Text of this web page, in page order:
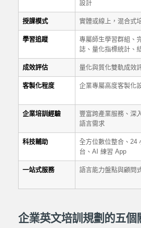
設計
授課模式 實體或線上，混合式
學習追蹤
專屬師生學習群組、
誌、量化指標統計、
成效評估 量化與質化雙軌成效
客製化程度 企業專屬高度客製化
企業培訓經驗
豐富跨產業服務、深
語言需求
科技輔助
全方位數位整合、24
台、AI 練習 App
一站式服務 語言能力盤點與顧問
企業英文培訓規劃的五個